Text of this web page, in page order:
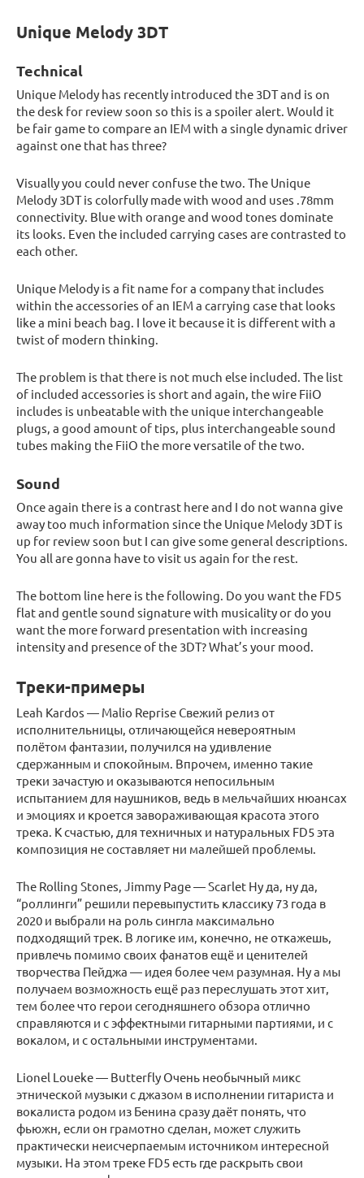
Unique Melody 3DT
Technical
Unique Melody has recently introduced the 3DT and is on
the desk for review soon so this is a spoiler alert. Would it
be fair game to compare an IEM with a single dynamic driver
against one that has three?
Visually you could never confuse the two. The Unique
Melody 3DT is colorfully made with wood and uses .78mm
connectivity. Blue with orange and wood tones dominate
its looks. Even the included carrying cases are contrasted to
each other.
Unique Melody is a fit name for a company that includes
within the accessories of an IEM a carrying case that looks
like a mini beach bag. I love it because it is different with a
twist of modern thinking.
The problem is that there is not much else included. The list
of included accessories is short and again, the wire FiiO
includes is unbeatable with the unique interchangeable
plugs, a good amount of tips, plus interchangeable sound
tubes making the FiiO the more versatile of the two.
Sound
Once again there is a contrast here and I do not wanna give
away too much information since the Unique Melody 3DT is
up for review soon but I can give some general descriptions.
You all are gonna have to visit us again for the rest.
The bottom line here is the following. Do you want the FD5
flat and gentle sound signature with musicality or do you
want the more forward presentation with increasing
intensity and presence of the 3DT? What’s your mood.
Треки-примеры
Leah Kardos — Malio Reprise Свежий релиз от
исполнительницы, отличающейся невероятным
полётом фантазии, получился на удивление
сдержанным и спокойным. Впрочем, именно такие
треки зачастую и оказываются непосильным
испытанием для наушников, ведь в мельчайших нюансах
и эмоциях и кроется завораживающая красота этого
трека. К счастью, для техничных и натуральных FD5 эта
композиция не составляет ни малейшей проблемы.
The Rolling Stones, Jimmy Page — Scarlet Ну да, ну да,
“роллинги” решили перевыпустить классику 73 года в
2020 и выбрали на роль сингла максимально
подходящий трек. В логике им, конечно, не откажешь,
привлечь помимо своих фанатов ещё и ценителей
творчества Пейджа — идея более чем разумная. Ну а мы
получаем возможность ещё раз переслушать этот хит,
тем более что герои сегодняшнего обзора отлично
справляются и с эффектными гитарными партиями, и с
вокалом, и с остальными инструментами.
Lionel Loueke — Butterfly Очень необычный микс
этнической музыки с джазом в исполнении гитариста и
вокалиста родом из Бенина сразу даёт понять, что
фьюжн, если он грамотно сделан, может служить
практически неисчерпаемым источником интересной
музыки. На этом треке FD5 есть где раскрыть свои